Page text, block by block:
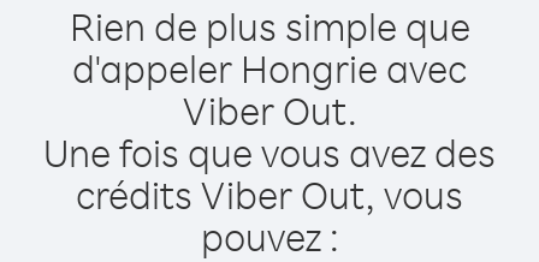
Rien de plus simple que
d'appeler Hongrie avec
Viber Out.
Une fois que vous avez des
crédits Viber Out, vous
pouvez :